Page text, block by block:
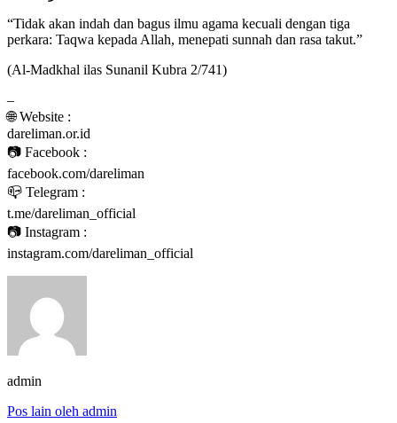
“Tidak akan indah dan bagus ilmu agama kecuali dengan tiga
perkara: Taqwa kepada Allah, menepati sunnah dan rasa takut.”
(Al-Madkhal ilas Sunanil Kubra 2/741)
–
🌐 Website :
dareliman.or.id
📷 Facebook :
facebook.com/dareliman
📪 Telegram :
t.me/dareliman_official
📷 Instagram :
instagram.com/dareliman_official
admin
Pos lain oleh admin